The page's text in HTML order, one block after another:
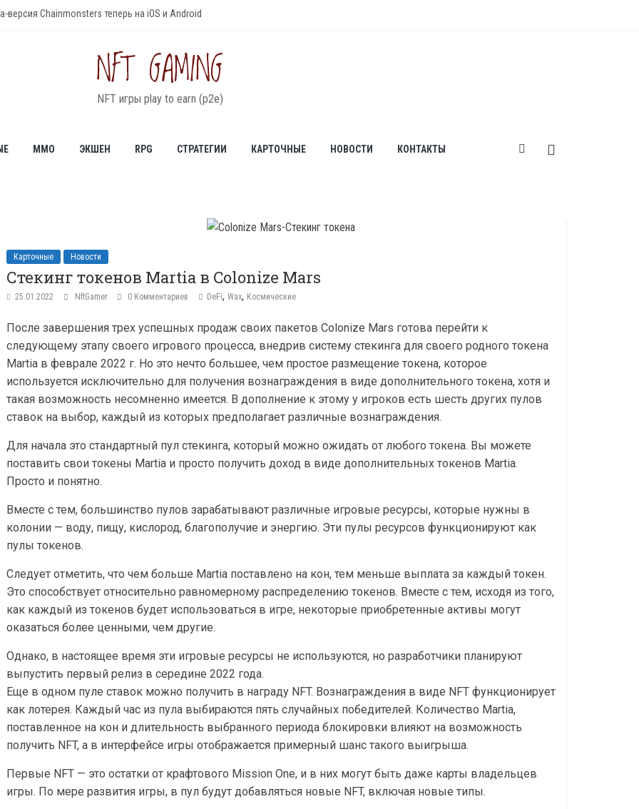
версия Chainmonsters теперь на iOS и Android
ферма для фарминга
обновление игры и землевладение в 2022 году
NFT GAMING
NFT игры play to earn (p2e)
MMO ЭКШЕН RPG СТРАТЕГИИ КАРТОЧНЫЕ НОВОСТИ КОНТАКТЫ
Карточные Новости
Стекинг токенов Martia в Colonize Mars
25.01.2022 NftGamer 0 Комментариев DeFi, Wax, Космические
После завершения трех успешных продаж своих пакетов Colonize Mars готова перейти к
следующему этапу своего игрового процесса, внедрив систему стекинга для своего родного токена
Martia в феврале 2022 г. Но это нечто большее, чем простое размещение токена, которое
используется исключительно для получения вознаграждения в виде дополнительного токена, хотя и
такая возможность несомненно имеется. В дополнение к этому у игроков есть шесть других пулов
ставок на выбор, каждый из которых предполагает различные вознаграждения.
Для начала это стандартный пул стекинга, который можно ожидать от любого токена. Вы можете
поставить свои токены Martia и просто получить доход в виде дополнительных токенов Martia.
Просто и понятно.
Вместе с тем, большинство пулов зарабатывают различные игровые ресурсы, которые нужны в
колонии — воду, пищу, кислород, благополучие и энергию. Эти пулы ресурсов функционируют как
пулы токенов.
Следует отметить, что чем больше Martia поставлено на кон, тем меньше выплата за каждый токен.
Это способствует относительно равномерному распределению токенов. Вместе с тем, исходя из того,
как каждый из токенов будет использоваться в игре, некоторые приобретенные активы могут
оказаться более ценными, чем другие.
Однако, в настоящее время эти игровые ресурсы не используются, но разработчики планируют
выпустить первый релиз в середине 2022 года.
Еще в одном пуле ставок можно получить в награду NFT. Вознаграждения в виде NFT функционирует
как лотерея. Каждый час из пула выбираются пять случайных победителей. Количество Martia,
поставленное на кон и длительность выбранного периода блокировки влияют на возможность
получить NFT, а в интерфейсе игры отображается примерный шанс такого выигрыша.
Первые NFT — это остатки от крафтового Mission One, и в них могут быть даже карты владельцев
игры. По мере развития игры, в пул будут добавляться новые NFT, включая новые типы.